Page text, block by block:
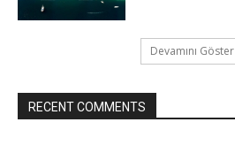
Devamını Göster
RECENT COMMENTS